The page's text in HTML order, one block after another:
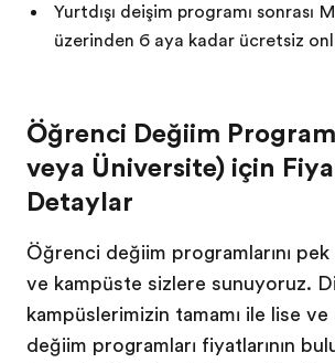
Yurtdışı değişim programı sonrası
üzerinden 6 aya kadar ücretsiz
Öğrenci Değişim
veya Üniversite) için
Detaylar
Öğrenci değişim programlarını
ve kampüste sizlere sunuyoruz.
kampüslerimizin tamamı ile lise
değişim programları fiyatlarının